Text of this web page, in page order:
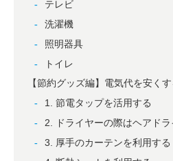
テレビ
洗濯機
照明器具
トイレ
【節約グッズ編】電気代を安く
1. 節電タップを活用する
2. ドライヤーの際はヘアド
3. 厚手のカーテンを利用する